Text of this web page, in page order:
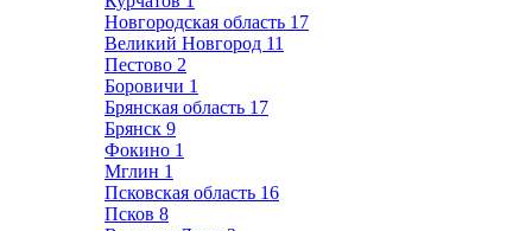
Новгородская область 17
Великий Новгород 11
Пестово 2
Боровичи 1
Брянская область 17
Брянск 9
Фокино 1
Мглин 1
Псковская область 16
Псков 8